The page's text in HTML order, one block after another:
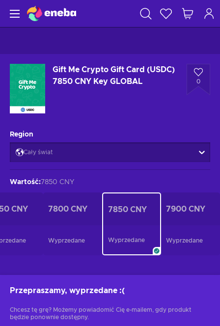
Gift Me Crypto Gift Card (USDC)
7850 CNY Key GLOBAL
0
Przepraszamy, wyprzedane :(
Chcesz tę grę? Możemy powiadomić Cię e-mailem, gdy produkt
będzie ponownie dostępny.
Region
Cały świat
Wartość:7850 CNY
CNY 7800 CNY
Wyprzedane
7850 CNY
Wyprzedane
7900 CNY
Wyprzedane